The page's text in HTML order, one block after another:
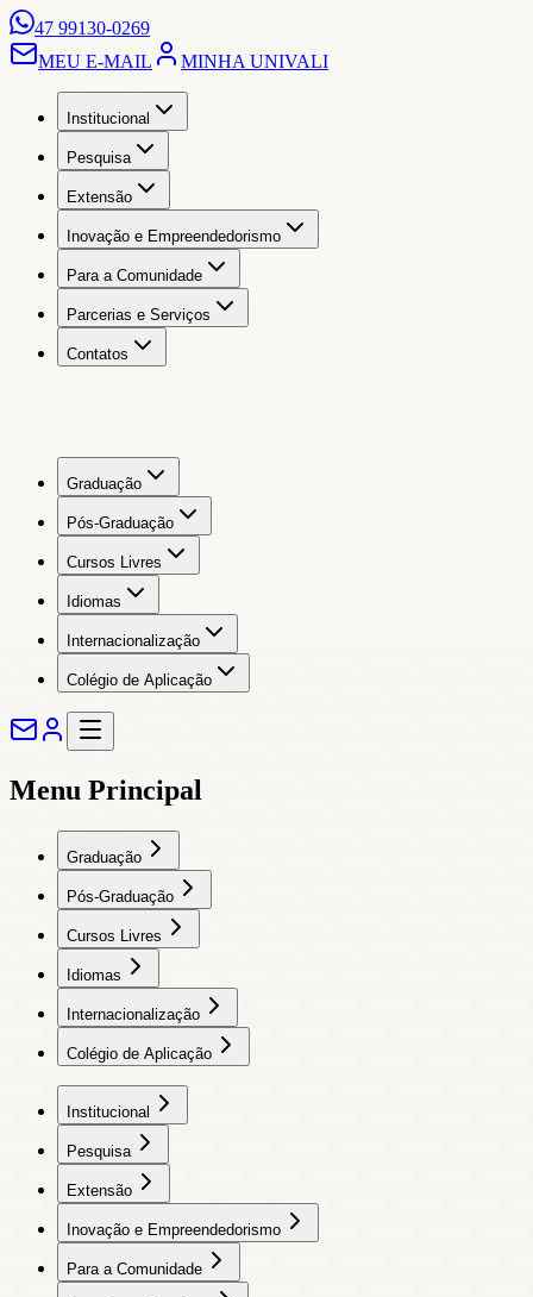
47 99130-0269
MEU E-MAIL
MINHA UNIVALI
Institucional
Pesquisa
Extensão
Inovação e Empreendedorismo
Para a Comunidade
Parcerias e Serviços
Contatos
Graduação
Pós-Graduação
Cursos Livres
Idiomas
Internacionalização
Colégio de Aplicação
Menu Principal
Graduação
Pós-Graduação
Cursos Livres
Idiomas
Internacionalização
Colégio de Aplicação
Institucional
Pesquisa
Extensão
Inovação e Empreendedorismo
Para a Comunidade